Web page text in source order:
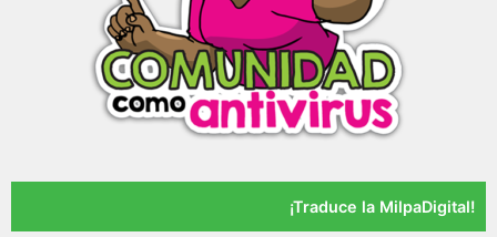
¡Traduce la MilpaDigital!